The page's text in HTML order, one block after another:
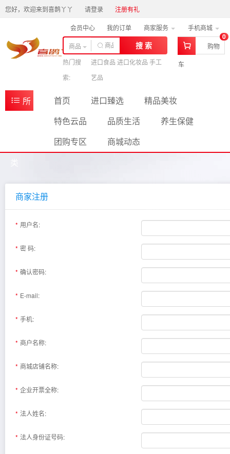
您好，欢迎来到喜鹊丫丫 请登录 注册有礼
会员中心 我的订单 商家服务 手机商城
商品 搜 索
热门搜
索:
进口食品 进口化妆品 手工
艺品
购物
车
0
所
首页 进口臻选
精品美妆
特色云品
品质生活
养生保健
团购专区
商城动态
商家注册
用户名:
密 码:
确认密码:
E-mail:
手机:
商户名称:
商城店铺名称:
企业开票全称:
法人姓名:
法人身份证号码: